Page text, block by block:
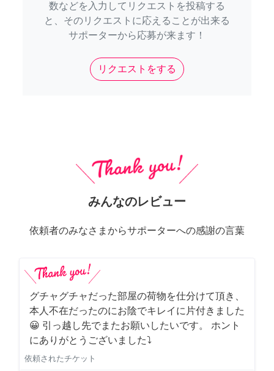
数などを入力してリクエストを投稿する
と、そのリクエストに応えることが出来る
サポーターから応募が来ます！
リクエストをする
みんなのレビュー
依頼者のみなさまからサポーターへの感謝の言葉
グチャグチャだった部屋の荷物を仕分けて頂き、
本人不在だったのにお陰でキレイに片付きました
😀 引っ越し先でまたお願いしたいです。 ホント
にありがとうございました⤵
依頼されたチケット